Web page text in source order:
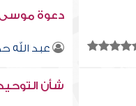
دعوة موسى
عبد الله
شأن